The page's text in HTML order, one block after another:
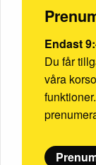
Endast
Du får
våra